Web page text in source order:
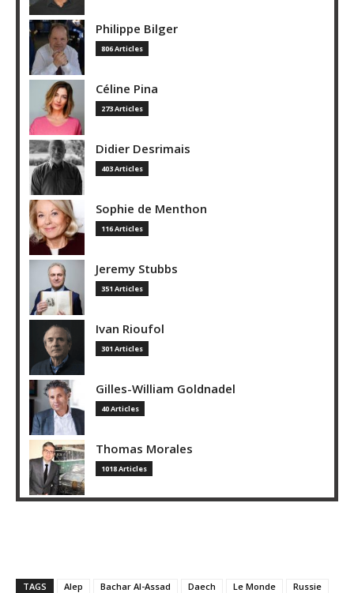
Philippe Bilger
806 Articles
Céline Pina
273 Articles
Didier Desrimais
403 Articles
Sophie de Menthon
116 Articles
Jeremy Stubbs
351 Articles
Ivan Rioufol
301 Articles
Gilles-William Goldnadel
40 Articles
Thomas Morales
1018 Articles
TAGS Alep Bachar Al-Assad Daech Le Monde
Russie